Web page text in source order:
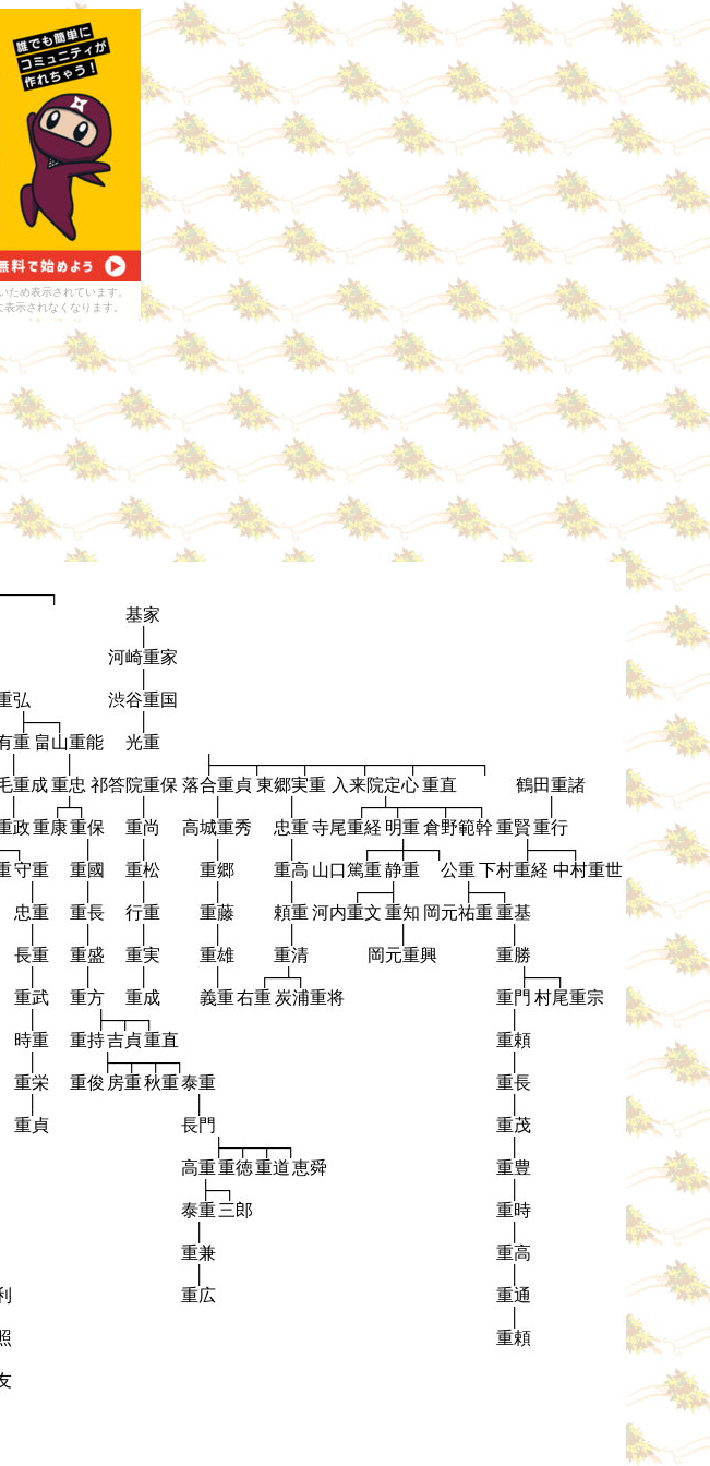
ため表示されています。
示されなくなります。
基家
河崎重家
弘
渋谷重国
├──┐
重 畠山重能
光重
├───┬───┬────┬───┬─────┐
重成重忠 祁答院重保 落合重貞 東郷実重 入来院定心 重直
鶴田重諸
┌┴┐ ┌─┴┬───┬──┐
政重康重保 重尚 高城重秀 忠重寺尾重経 明重倉野範幹 重賢重行
┌──┼──┐
├───┐
守重 重國 重松 重郷 重高 山口篤重静重 公重下村重経 中村重世
┌──┤
├──┐
忠重 重長 行重 重藤 頼重河内重文 重知 岡元祐重重基
長重 重盛 重実 重雄 重清 岡元重興
重勝
┌─┴┐
├──┐
重武 重方 重成 義重右重 炭浦重将 重門 村尾重宗
├─┬─┐
時重 重持吉貞重直
重頼
├─┬─┬─┐
重栄 重俊 房重秋重泰重
重長
重貞 長門
重茂
├─┬─┬─┐
高重重徳重道恵舜
重豊
├─┐
泰重三郎
重時
重兼
重高
重広
重通
重頼